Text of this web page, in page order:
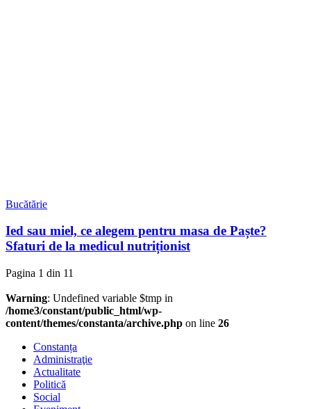
Bucătărie
Ied sau miel, ce alegem pentru masa de Paște?
Sfaturi de la medicul nutriționist
Pagina 1 din 11
Warning: Undefined variable $tmp in
/home3/constant/public_html/wp-
content/themes/constanta/archive.php on line 26
Constanța
Administraţie
Actualitate
Politică
Social